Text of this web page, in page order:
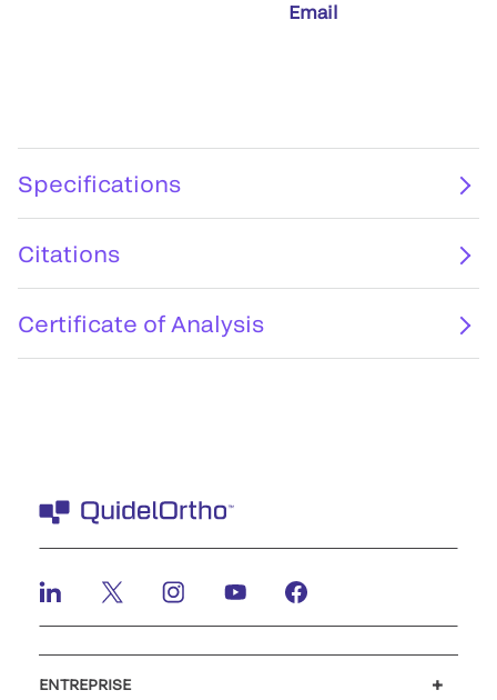
Email
Specifications
Citations
Certificate of Analysis
ENTREPRISE